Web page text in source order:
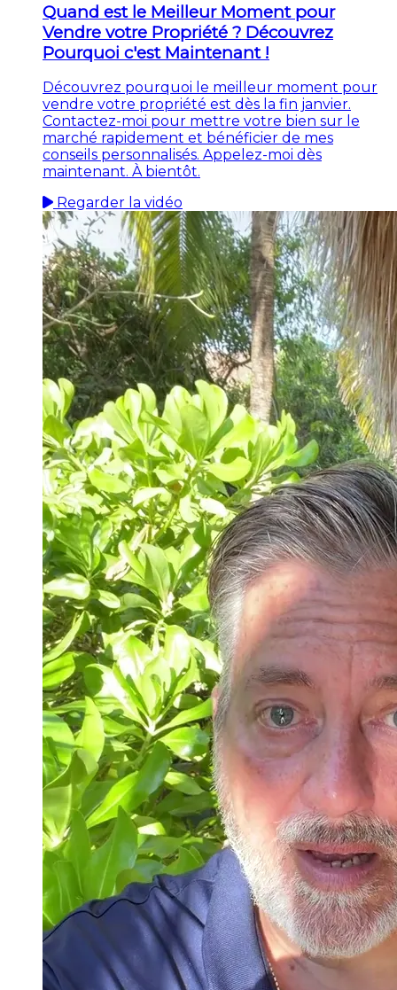
Quand est le Meilleur Moment pour
Vendre votre Propriété ? Découvrez
Pourquoi c'est Maintenant !
Découvrez pourquoi le meilleur moment pour
vendre votre propriété est dès la fin janvier.
Contactez-moi pour mettre votre bien sur le
marché rapidement et bénéficier de mes
conseils personnalisés. Appelez-moi dès
maintenant. À bientôt.
Regarder la vidéo